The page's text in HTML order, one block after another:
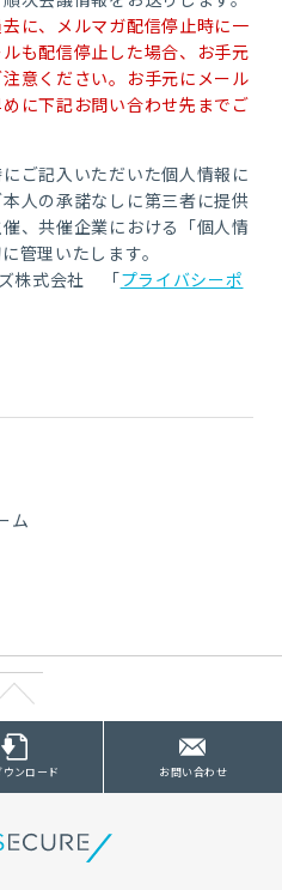
に、メルマガ配信停止時に一
も配信停止した場合、お手元
意ください。お手元にメール
に下記お問い合わせ先までご
ご記入いただいた個人情報に
人の承諾なしに第三者に提供
、共催企業における「個人情
管理いたします。
ズ株式会社 「プライバシーポ
ム
ンロード お問い合わせ